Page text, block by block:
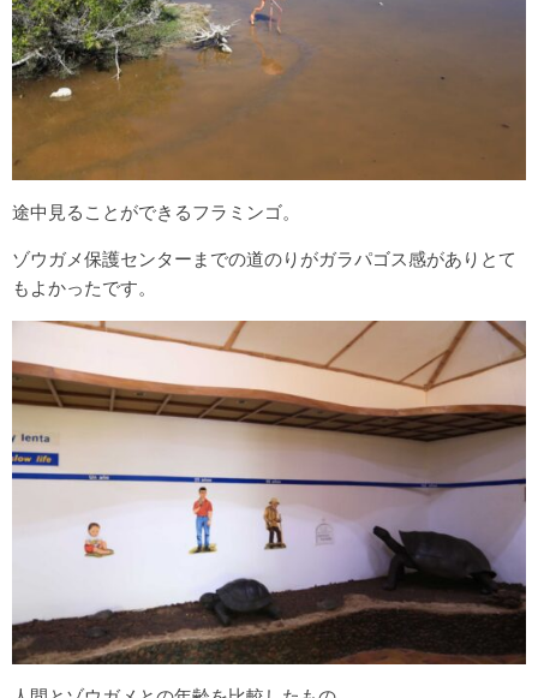
途中見ることができるフラミンゴ。
ゾウガメ保護センターまでの道のりがガラパゴス感がありとて
もよかったです。